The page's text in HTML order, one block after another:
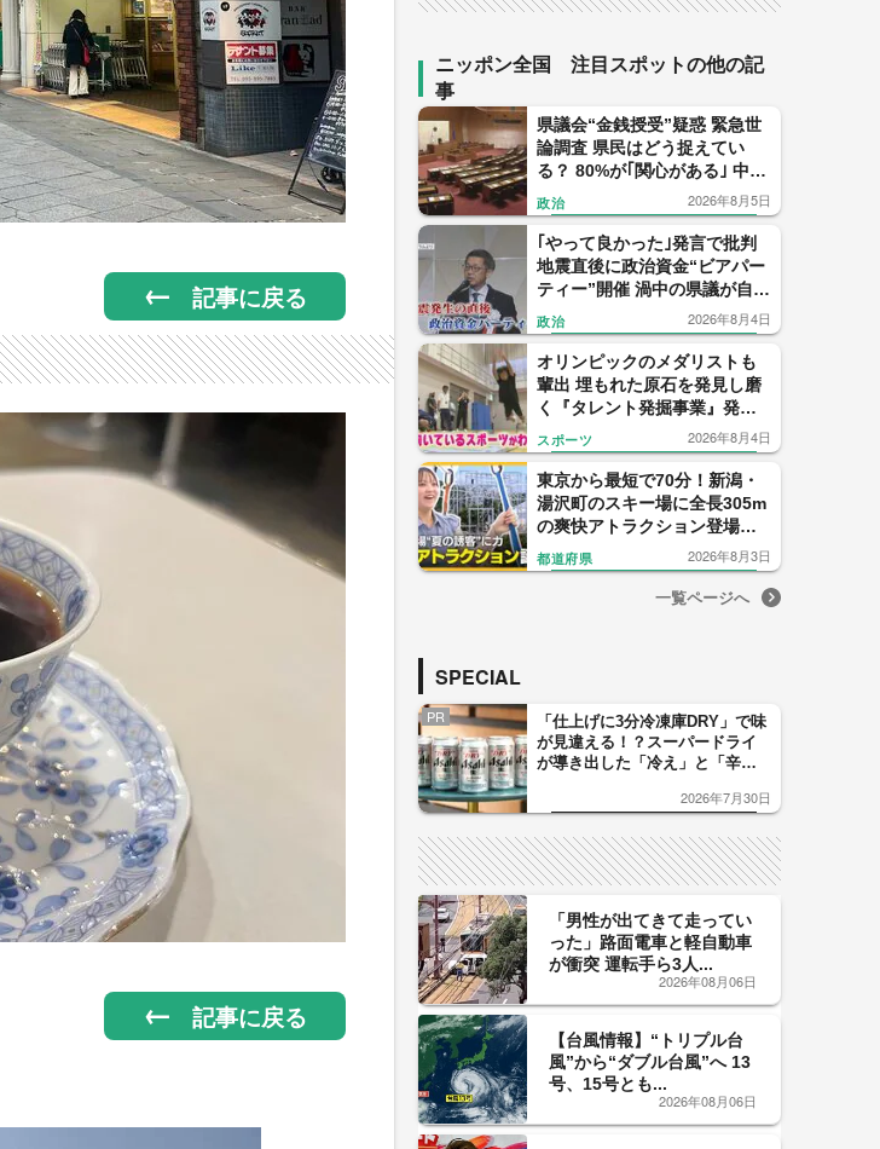
記事に戻る
記事に戻る
ニッポン全国 注目スポットの他の記
事
県議会“金銭授受”疑惑 緊急世
論調査 県民はどう捉えてい
る？ 80%が｢関心がある｣ 中尾
元県議の会見 信用したのは僅
か1% 【福岡発】
政治 2026年8月5日
｢やって良かった｣発言で批判
地震直後に政治資金“ビアパー
ティー”開催 渦中の県議が自民
党県議団トップを辞任表明
【福岡発】
政治 2026年8月4日
オリンピックのメダリストも
輩出 埋もれた原石を発見し磨
く『タレント発掘事業』発足
から22年 1000人に1人の“狭き
門” 【福岡発】
スポーツ 2026年8月4日
東京から最短で70分！新潟・
湯沢町のスキー場に全長305m
の爽快アトラクション登場！
ビル5階の高さから急降
下！？“夏の観光”盛り上げる
都道府県 2026年8月3日
一覧ページへ
SPECIAL
PR
「仕上げに3分冷凍庫DRY」で味
が見違える！？スーパードライ
が導き出した「冷え」と「辛
した「辛口カーブ」が飲み頃の
2026年7月30日
「男性が出てきて走ってい
った」路面電車と軽自動車
が衝突 運転手ら3人...
2026年08月06日
【台風情報】“トリプル台
風”から“ダブル台風”へ 13
号、15号とも...
2026年08月06日